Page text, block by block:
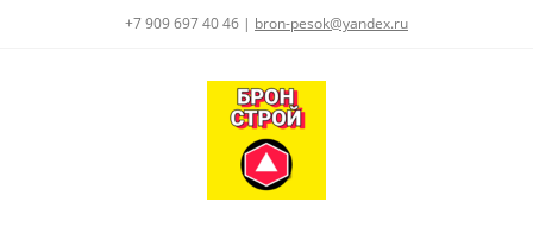
+7 909 697 40 46 | bron-pesok@yandex.ru